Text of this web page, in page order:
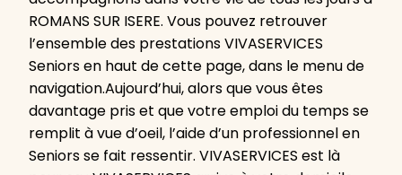
ROMANS SUR ISERE. Vous pouvez retrouver
l’ensemble des prestations VIVASERVICES
Seniors en haut de cette page, dans le menu de
navigation.Aujourd’hui, alors que vous êtes
davantage pris et que votre emploi du temps se
remplit à vue d’oeil, l’aide d’un professionnel en
Seniors se fait ressentir. VIVASERVICES est là